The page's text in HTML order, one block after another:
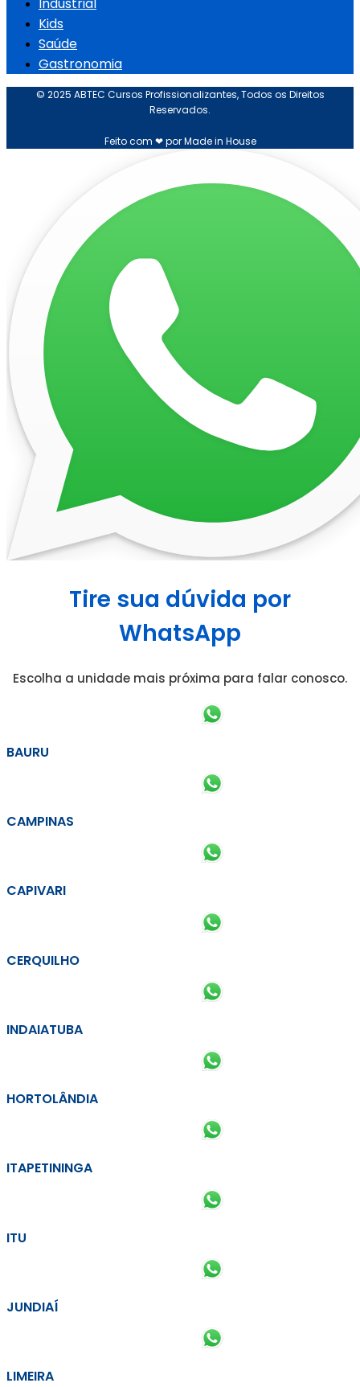
Industrial
Kids
Saúde
Gastronomia
© 2025 ABTEC Cursos Profissionalizantes, Todos os Direitos
Reservados.
Feito com ❤ por Made in House
Tire sua dúvida por
WhatsApp
Escolha a unidade mais próxima para falar conosco.
BAURU
CAMPINAS
CAPIVARI
CERQUILHO
INDAIATUBA
HORTOLÂNDIA
ITAPETININGA
ITU
JUNDIAÍ
LIMEIRA